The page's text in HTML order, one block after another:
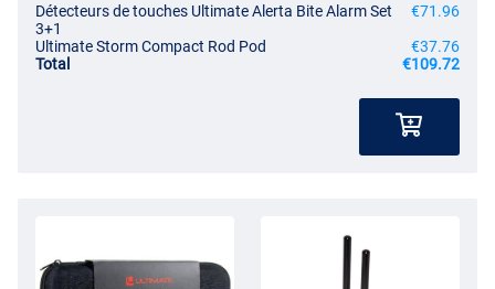
Détecteurs de touches Ultimate Alerta Bite Alarm Set
3+1
€71.96
Ultimate Storm Compact Rod Pod
€37.76
Total
€109.72